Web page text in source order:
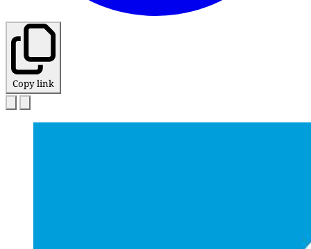
Copy link